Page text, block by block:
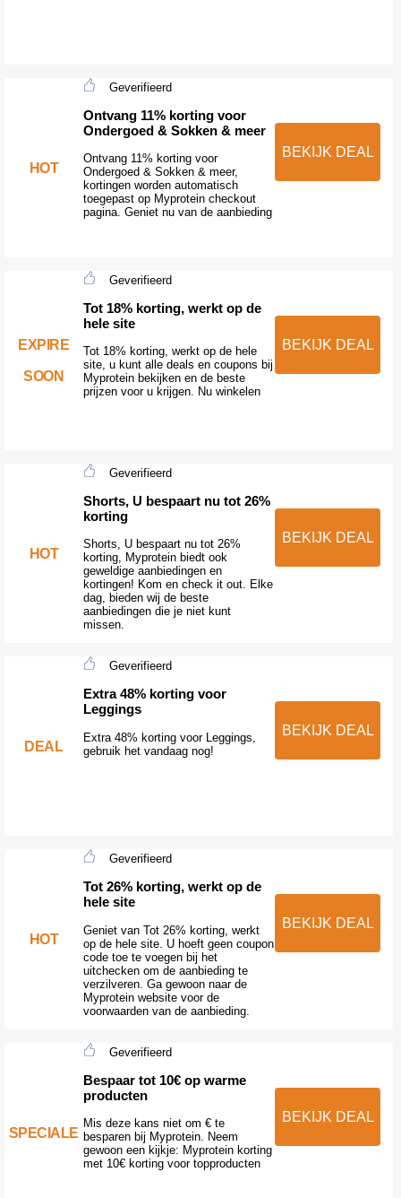
HOT
Geverifieerd
Ontvang 11% korting voor
Ondergoed & Sokken & meer
Ontvang 11% korting voor
Ondergoed & Sokken & meer,
kortingen worden automatisch
toegepast op Myprotein checkout
pagina. Geniet nu van de aanbieding
BEKIJK DEAL
EXPIRE
SOON
Geverifieerd
Tot 18% korting, werkt op de
hele site
Tot 18% korting, werkt op de hele
site, u kunt alle deals en coupons bij
Myprotein bekijken en de beste
prijzen voor u krijgen. Nu winkelen
BEKIJK DEAL
HOT
Geverifieerd
Shorts, U bespaart nu tot 26%
korting
Shorts, U bespaart nu tot 26%
korting, Myprotein biedt ook
geweldige aanbiedingen en
kortingen! Kom en check it out. Elke
dag, bieden wij de beste
aanbiedingen die je niet kunt
missen.
BEKIJK DEAL
DEAL
Geverifieerd
Extra 48% korting voor
Leggings
Extra 48% korting voor Leggings,
gebruik het vandaag nog!
BEKIJK DEAL
HOT
Geverifieerd
Tot 26% korting, werkt op de
hele site
Geniet van Tot 26% korting, werkt
op de hele site. U hoeft geen coupon
code toe te voegen bij het
uitchecken om de aanbieding te
verzilveren. Ga gewoon naar de
Myprotein website voor de
voorwaarden van de aanbieding.
BEKIJK DEAL
SPECIALE
Geverifieerd
Bespaar tot 10€ op warme
producten
Mis deze kans niet om € te
besparen bij Myprotein. Neem
gewoon een kijkje: Myprotein korting
met 10€ korting voor topproducten
BEKIJK DEAL